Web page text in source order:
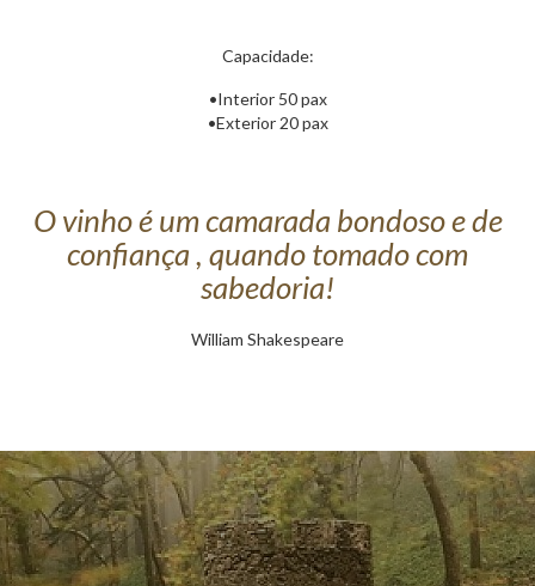
Capacidade:
•Interior 50 pax
•Exterior 20 pax
O vinho é um camarada bondoso e de
confiança , quando tomado com
sabedoria!
William Shakespeare